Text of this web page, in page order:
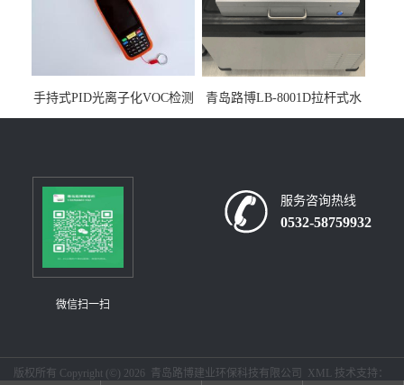
手持式PID光离子化VOC检测
仪（挥发性有机物设备）
青岛路博LB-8001D拉杆式水
质采样器
微信扫一扫
服务咨询热线
0532-58759932
版权所有 Copyright (©) 2026 青岛路博建业环保科技有限公司 XML 技术支持：